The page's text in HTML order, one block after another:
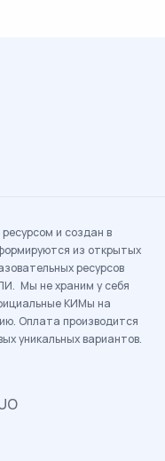
и создан в
из открытых
ресурсов
Мы не храним у себя
КИМы на
Оплата производится
уникальных вариантов.